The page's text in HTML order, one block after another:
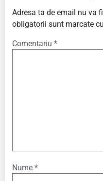
Adresa ta de email nu va
obligatorii sunt marcate cu
Comentariu *
Nume *